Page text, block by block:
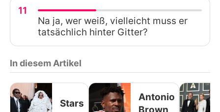
11
Na ja, wer weiß, vielleicht muss er
tatsächlich hinter Gitter?
In diesem Artikel
Stars
Antonio